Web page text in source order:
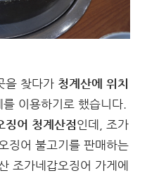
을 찾다가 청계산에 위치
를 이용하기로 했습니다.
징어 청계산점인데, 조가
징어 불고기를 판매하는
조가네갑오징어 가게에